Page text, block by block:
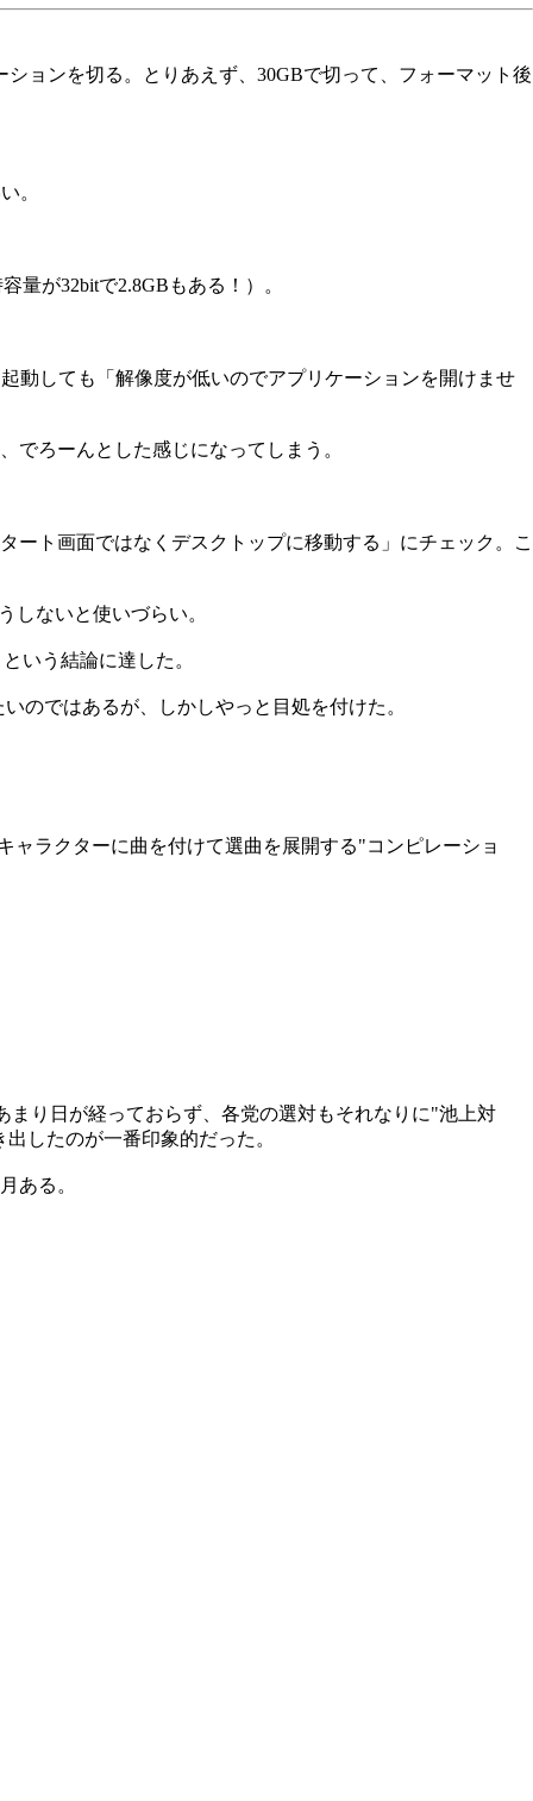
ョンを切る。とりあえず、30GBで切って、フォーマット後
。
量が32bitで2.8GBもある！）。
動しても「解像度が低いのでアプリケーションを開けませ
でろーんとした感じになってしまう。
ト画面ではなくデスクトップに移動する」にチェック。こ
しないと使いづらい。
いう結論に達した。
のではあるが、しかしやっと目処を付けた。
ャラクターに曲を付けて選曲を展開する"コンピレーショ
り日が経っておらず、各党の選対もそれなりに"池上対
したのが一番印象的だった。
ある。